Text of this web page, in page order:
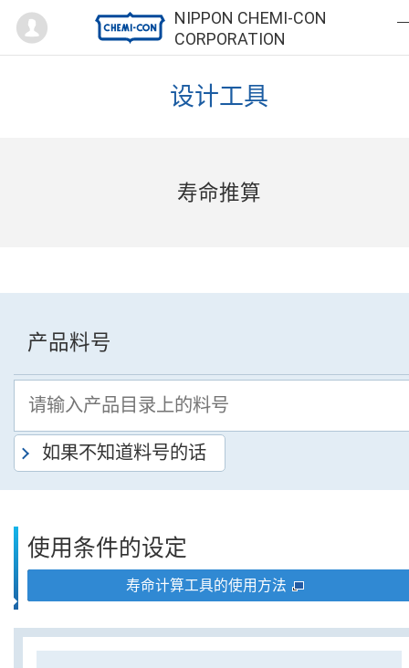
NIPPON CHEMI-CON
CORPORATION
Mypage
设计工具
寿命推算
产品料号
如果不知道料号的话
使用条件的设定
寿命计算工具的使用方法